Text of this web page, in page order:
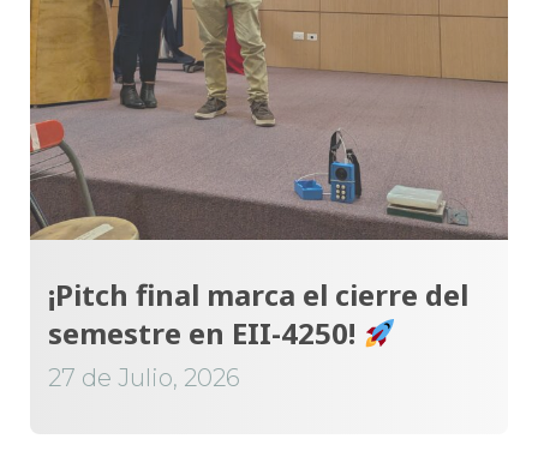
¡Pitch final marca el cierre del
semestre en EII-4250!
27 de Julio, 2026